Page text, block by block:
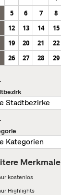
5 6 7 8
12 13 14 15
19 20 21 22
26 27 28 29
Merkmale
kostenlos
Highlights